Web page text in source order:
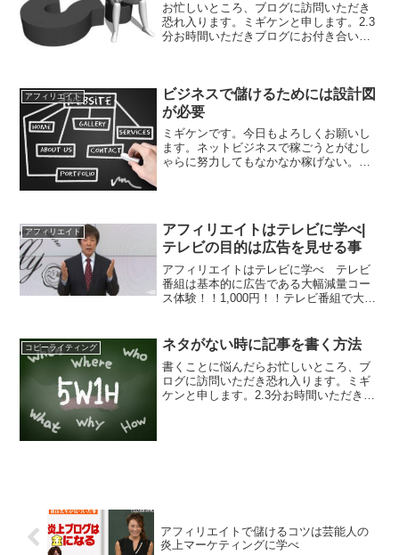
お忙しいところ、ブログに訪問いただき
恐れ入ります。ミギケンと申します。2.3
分お時間いただきブログにお付き合いい
うで。有名なアフィリ...
アフィリエイト
ビジネスで儲けるためには設計図
が必要
ミギケンです。今日もよろしくお願いし
ます。ネットビジネスで稼ごうとがむし
ゃらに努力してもなかなか稼げない。そ
と記事を書いていてもやはり...
アフィリエイト
アフィリエイトはテレビに学べ|
テレビの目的は広告を見せる事
アフィリエイトはテレビに学べ テレビ
番組は基本的に広告である大幅減量コー
ス体験！！1,000円！！テレビ番組で大反
(@phoenixhunting) A...
コピーライティング ネタがない時に記事を書く方法
書くことに悩んだらお忙しいところ、ブ
ログに訪問いただき恐れ入ります。ミギ
ケンと申します。2.3分お時間いただき、
アフィリエイトで儲けるコツは芸能人の
炎上マーケティングに学べ